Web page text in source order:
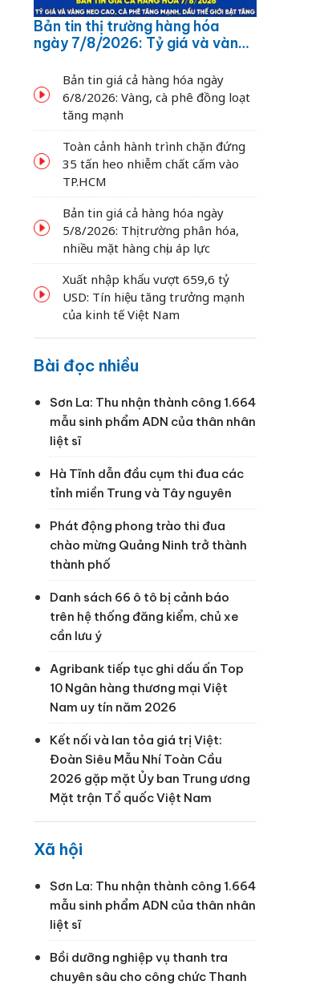
Bản tin thị trường hàng hóa
ngày 7/8/2026: Tỷ giá và vàng
dầu thế giới bật tăng
Bản tin giá cả hàng hóa ngày
6/8/2026: Vàng, cà phê đồng loạt
tăng mạnh
Toàn cảnh hành trình chặn đứng
35 tấn heo nhiễm chất cấm vào
TP.HCM
Bản tin giá cả hàng hóa ngày
5/8/2026: Thị trường phân hóa,
nhiều mặt hàng chịu áp lực
Xuất nhập khẩu vượt 659,6 tỷ
USD: Tín hiệu tăng trưởng mạnh
của kinh tế Việt Nam
Bài đọc nhiều
Sơn La: Thu nhận thành công 1.664
mẫu sinh phẩm ADN của thân nhân
liệt sĩ
Hà Tĩnh dẫn đầu cụm thi đua các
tỉnh miền Trung và Tây nguyên
Phát động phong trào thi đua
chào mừng Quảng Ninh trở thành
thành phố
Danh sách 66 ô tô bị cảnh báo
trên hệ thống đăng kiểm, chủ xe
cần lưu ý
Agribank tiếp tục ghi dấu ấn Top
10 Ngân hàng thương mại Việt
Nam uy tín năm 2026
Kết nối và lan tỏa giá trị Việt:
Đoàn Siêu Mẫu Nhí Toàn Cầu
2026 gặp mặt Ủy ban Trung ương
Mặt trận Tổ quốc Việt Nam
Xã hội
Sơn La: Thu nhận thành công 1.664
mẫu sinh phẩm ADN của thân nhân
liệt sĩ
Bồi dưỡng nghiệp vụ thanh tra
chuyên sâu cho công chức Thanh